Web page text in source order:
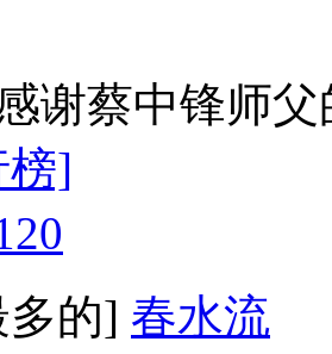
蔡中锋师父
榜]
的] 春水流